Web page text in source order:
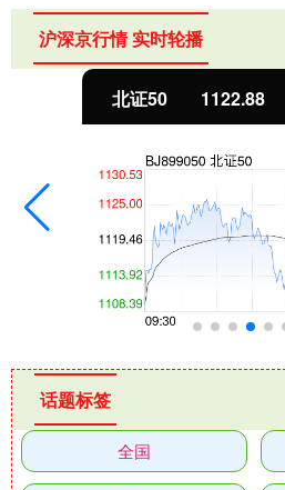
沪深京行情 实时轮播
北证50 1122.88
话题标签
全国